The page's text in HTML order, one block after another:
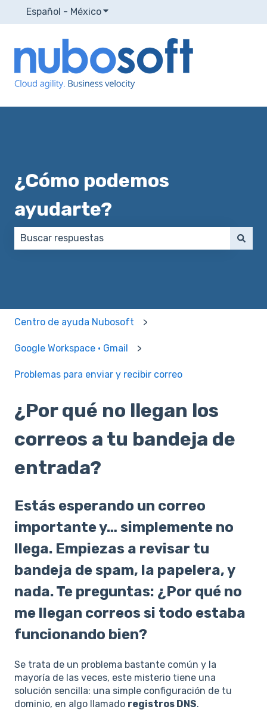
Español - MéxicoTraducciones de Mostrar submenú
¿Cómo podemos
ayudarte?
Centro de ayuda Nubosoft
Google Workspace · Gmail
Problemas para enviar y recibir correo
¿Por qué no llegan los
correos a tu bandeja de
entrada?
Estás esperando un correo
importante y… simplemente no
llega. Empiezas a revisar tu
bandeja de spam, la papelera, y
nada. Te preguntas: ¿Por qué no
me llegan correos si todo estaba
funcionando bien?
Se trata de un problema bastante común y la
mayoría de las veces, este misterio tiene una
solución sencilla: una simple configuración de tu
dominio, en algo llamado registros DNS.